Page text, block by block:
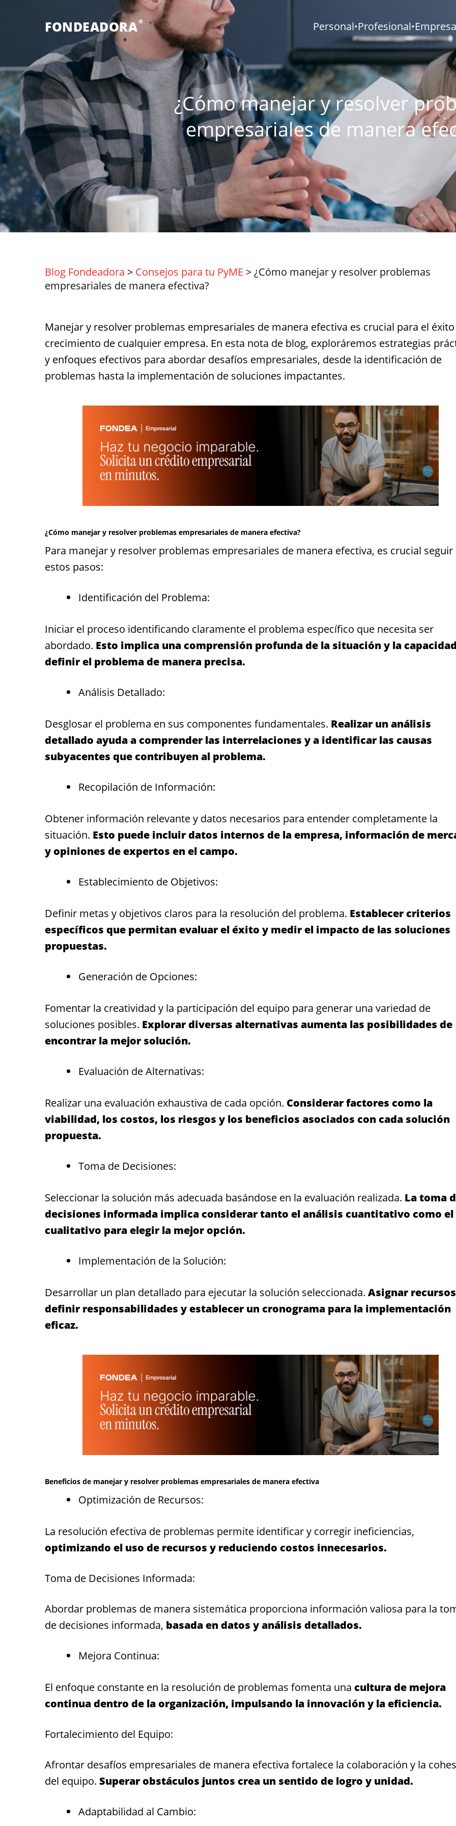
FONDEADORA® Personal•Profesional•
¿Cómo manejar y resolver
empresariales de manera
Blog Fondeadora > Consejos para tu PyME >¿Cómo manejar y resolver problemas
empresariales de manera efectiva?
Manejar y resolver problemas empresariales de manera efectiva es crucial para el
crecimiento de cualquier empresa. En esta nota de blog, exploráremos estrategias
y enfoques efectivos para abordar desafíos empresariales, desde la identificación de
problemas hasta la implementación de soluciones impactantes.
¿Cómo manejar y resolver problemas empresariales de manera efectiva?
Para manejar y resolver problemas empresariales de manera efectiva, es crucial seguir
estos pasos:
Identificación del Problema:
Iniciar el proceso identificando claramente el problema específico que necesita ser
abordado. Esto implica una comprensión profunda de la situación y la
definir el problema de manera precisa.
Análisis Detallado:
Desglosar el problema en sus componentes fundamentales. Realizar un análisis
detallado ayuda a comprender las interrelaciones y a identificar las causas
subyacentes que contribuyen al problema.
Recopilación de Información:
Obtener información relevante y datos necesarios para entender completamente la
situación. Esto puede incluir datos internos de la empresa, información de
y opiniones de expertos en el campo.
Establecimiento de Objetivos:
Definir metas y objetivos claros para la resolución del problema. Establecer criterios
específicos que permitan evaluar el éxito y medir el impacto de las soluciones
propuestas.
Generación de Opciones:
Fomentar la creatividad y la participación del equipo para generar una variedad de
soluciones posibles. Explorar diversas alternativas aumenta las posibilidades de
encontrar la mejor solución.
Evaluación de Alternativas:
Realizar una evaluación exhaustiva de cada opción. Considerar factores como la
viabilidad, los costos, los riesgos y los beneficios asociados con cada solución
propuesta.
Toma de Decisiones:
Seleccionar la solución más adecuada basándose en la evaluación realizada. La toma
decisiones informada implica considerar tanto el análisis cuantitativo como el
cualitativo para elegir la mejor opción.
Implementación de la Solución:
Desarrollar un plan detallado para ejecutar la solución seleccionada. Asignar
definir responsabilidades y establecer un cronograma para la implementación
eficaz.
Beneficios de manejar y resolver problemas empresariales de manera efectiva
Optimización de Recursos:
La resolución efectiva de problemas permite identificar y corregir ineficiencias,
optimizando el uso de recursos y reduciendo costos innecesarios.
Toma de Decisiones Informada:
Abordar problemas de manera sistemática proporciona información valiosa para la
de decisiones informada, basada en datos y análisis detallados.
Mejora Continua:
El enfoque constante en la resolución de problemas fomenta una cultura de mejora
continua dentro de la organización, impulsando la innovación y la eficiencia.
Fortalecimiento del Equipo:
Afrontar desafíos empresariales de manera efectiva fortalece la colaboración y la
del equipo. Superar obstáculos juntos crea un sentido de logro y unidad.
Adaptabilidad al Cambio: